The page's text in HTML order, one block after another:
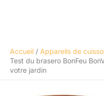
Accueil
Appareils de
Test du brasero BonFeu
votre jardin